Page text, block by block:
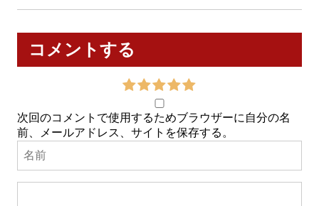
コメントする
次回のコメントで使用するためブラウザーに自分の名
前、メールアドレス、サイトを保存する。